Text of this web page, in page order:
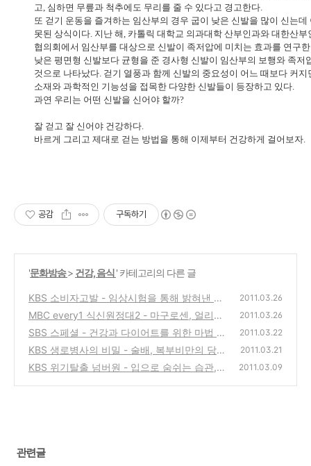
고, 심하면 무릎과 척추에도 무리를 줄 수 있다고 경고한다.
또 걷기 운동을 즐겨하는 임산부의 경우 굽이 낮은 신발을 많이 신는데
못된 상식이다. 지난 해, 카톨릭 대학교 의과대학 산부인과와 대한산부
협의회에서 임산부를 대상으로 신발이 족저압에 미치는 효과를 연구
낮은 평면형 신발보다 균형을 준 경사형 신발이 임산부의 보행와 족저
것으로 나타났다. 걷기 열풍과 함께 신발의 중요성이 어느 때보다 커지
소재와 과학적인 기능성을 접목한 다양한 신발들이 등장하고 있다.
과연 우리는 어떤 신발을 신어야 할까?
잘 걷고 잘 신어야 건강하다.
바르게 그리고 제대로 걷는 방법을 통해 이제부터 건강하게 걸어보자.
공감 구독하기
'문화방송> 건강, 음식' 카테고리의 다른 글
KBS 소비자고발 - 임상시험을 통해 밝혀낸 숙
취해소음료의 효과.. 있을까? 없을까?
(0)
2011.03.26
MBC every1 식신원정대2 - 마구로센, 얼리지
않은 생참치의 맛집
(0)
2011.03.26
SBS 스페셜 - 건강과 다이어트를 위한 마법 1
도 당신의 체온이야기
(0)
2011.03.22
KBS 생로병사의 비밀 - 술배, 복부비만의 당신
을 노린다!
(0)
2011.03.21
KBS 위기탈출 넘버원 - 입으로 숨쉬는 습관,
2011.03.09
관련글